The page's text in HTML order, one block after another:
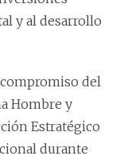
y al desarrollo
del
Hombre y
Estratégico
durante